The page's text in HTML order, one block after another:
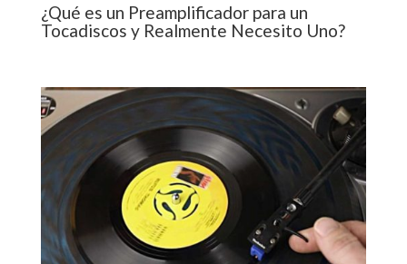
¿Qué es un Preamplificador para un
Tocadiscos y Realmente Necesito Uno?